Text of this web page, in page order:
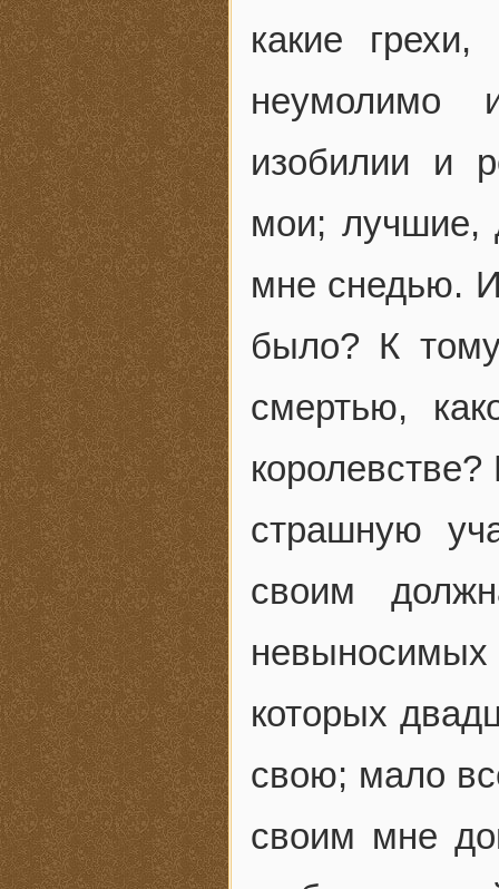
какие
неумолимо
изобилии и
мои; лучшие,
мне снедью.
было? К
смертью,
страшную
своим
которых
свою; мало
своим мне